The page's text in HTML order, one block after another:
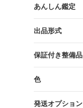
あんしん鑑定
出品形式
保証付き整備品
色
発送オプション